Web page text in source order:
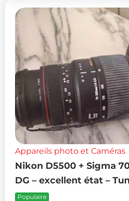
Appareils photo et Caméras
Nikon D5500 + Sigma
DG – excellent état –
Populaire